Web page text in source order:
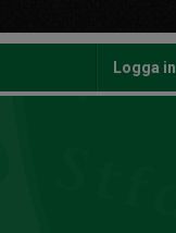
Logga in